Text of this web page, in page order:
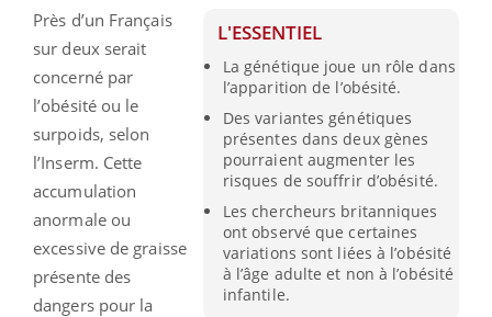
L'ESSENTIEL
La génétique joue un rôle dans
l’apparition de l’obésité.
Des variantes génétiques
présentes dans deux gènes
pourraient augmenter les
risques de souffrir d’obésité.
Les chercheurs britanniques
ont observé que certaines
variations sont liées à l’obésité
à l’âge adulte et non à l’obésité
infantile.
Près d’un Français
sur deux serait
concerné par
l’obésité ou le
surpoids, selon
l’Inserm. Cette
accumulation
anormale ou
excessive de graisse
présente des
dangers pour la